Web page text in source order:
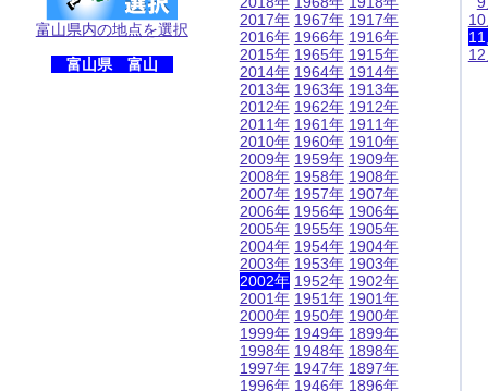
富山県内の地点を選択
富山県 富山
2017年
2016年
2015年
2014年
2013年
2012年
2011年
2010年
2009年
2008年
2007年
2006年
2005年
2004年
2003年
2002年
2001年
2000年
1999年
1998年
1997年
1996年
1967年
1966年
1965年
1964年
1963年
1962年
1961年
1960年
1959年
1958年
1957年
1956年
1955年
1954年
1953年
1952年
1951年
1950年
1949年
1948年
1947年
1946年
1917年
1916年
1915年
1914年
1913年
1912年
1911年
1910年
1909年
1908年
1907年
1906年
1905年
1904年
1903年
1902年
1901年
1900年
1899年
1898年
1897年
1896年